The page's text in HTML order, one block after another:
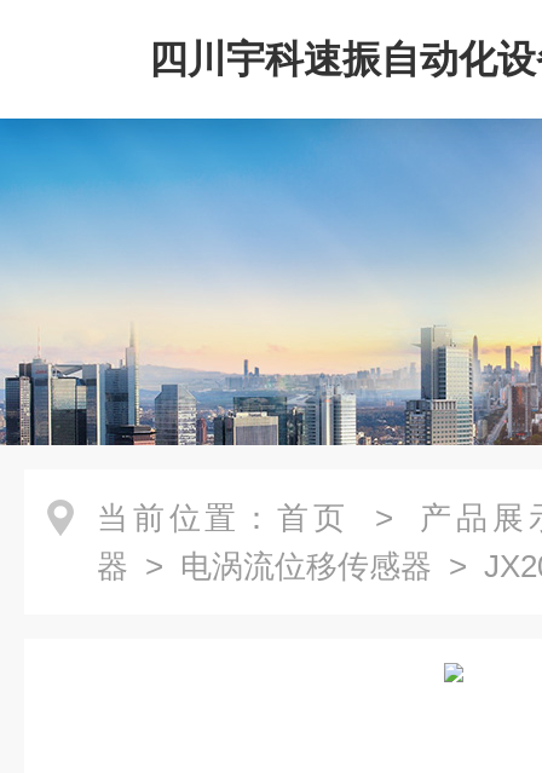
四川宇科速振自动化
公司
当前位置： 首页 > 产品展
器 > 电涡流位移传感器 >